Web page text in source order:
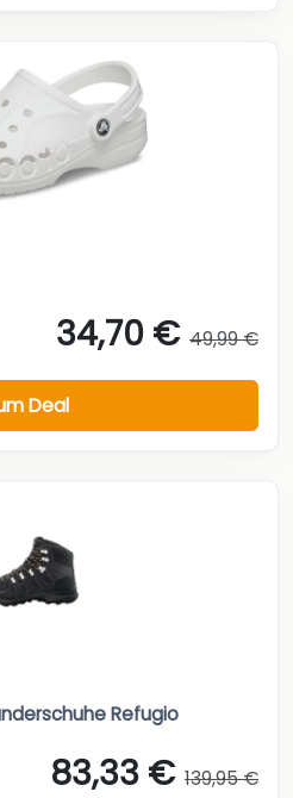
34,70 € 49,99 €
Deal
Refugio
83,33 € 139,95 €